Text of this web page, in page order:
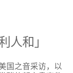
人和」
国之音采访，以